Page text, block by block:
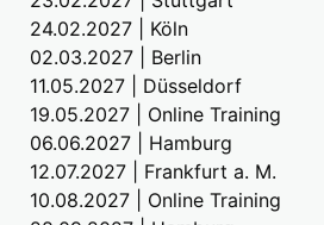
24.02.2027 | Köln
02.03.2027 | Berlin
11.05.2027 | Düsseldorf
19.05.2027 | Online Training
06.06.2027 | Hamburg
12.07.2027 | Frankfurt a. M.
10.08.2027 | Online Training